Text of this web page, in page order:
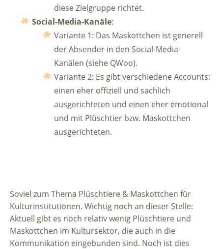
diese Zielgruppe richtet.
Social-Media-Kanäle:
Variante 1: Das Maskottchen ist generell
der Absender in den Social-Media-
Kanälen (siehe QWoo).
Variante 2: Es gibt verschiedene Accounts:
einen eher offiziell und sachlich
ausgerichteten und einen eher emotional
und mit Plüschtier bzw. Maskottchen
ausgerichteten.
Soviel zum Thema Plüschtiere & Maskottchen für
Kulturinstitutionen. Wichtig noch an dieser Stelle:
Aktuell gibt es noch relativ wenig Plüschtiere und
Maskottchen im Kultursektor, die auch in die
Kommunikation eingebunden sind. Noch ist dies